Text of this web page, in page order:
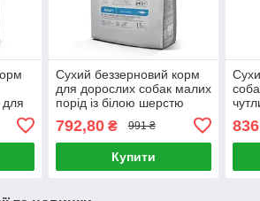
Сухий беззерновий корм
для дорослих собак малих
порід із білою шерстю
Superior Care White Dogs
1.5 кг
792,80₴ 991 ₴
Купити
836